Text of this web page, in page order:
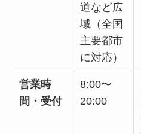
道など広
域（全国
主要都市
に対応）
営業時
間・受付
8:00〜
20:00